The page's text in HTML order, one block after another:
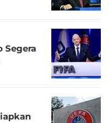
Segera